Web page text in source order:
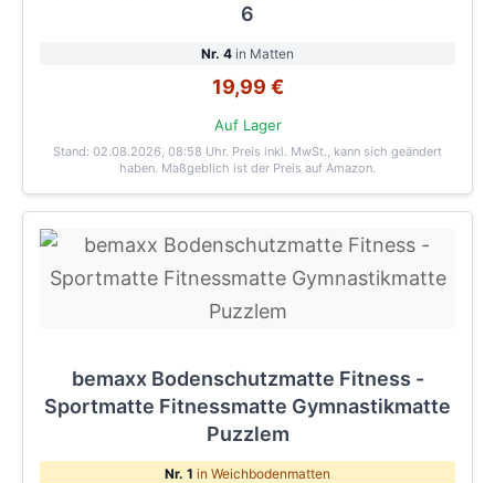
6
Nr. 4 in Matten
19,99 €
Auf Lager
Stand: 02.08.2026, 08:58 Uhr. Preis inkl. MwSt., kann sich geändert
haben. Maßgeblich ist der Preis auf Amazon.
bemaxx Bodenschutzmatte Fitness -
Sportmatte Fitnessmatte Gymnastikmatte
Puzzlem
Nr. 1 in Weichbodenmatten